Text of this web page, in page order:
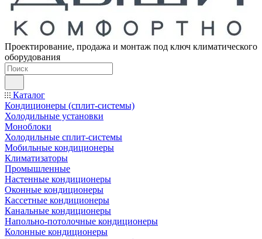
Проектирование, продажа и монтаж под ключ климатического
оборудования
Каталог
Кондиционеры (сплит-системы)
Холодильные установки
Моноблоки
Холодильные сплит-системы
Мобильные кондиционеры
Климатизаторы
Промышленные
Настенные кондиционеры
Оконные кондиционеры
Кассетные кондиционеры
Канальные кондиционеры
Напольно-потолочные кондиционеры
Колонные кондиционеры